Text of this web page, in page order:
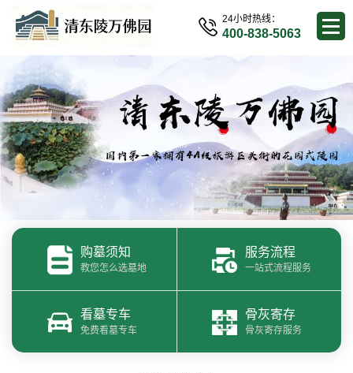
24小时热线：
400-838-5063
购墓须知
教您怎么选墓地
服务流程
一站式流程服务
看墓专车
免费看墓专车
骨灰寄存
骨灰寄存服务